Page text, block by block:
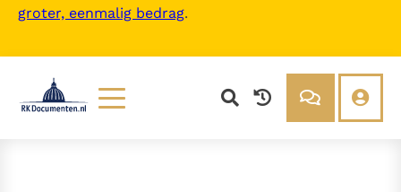
groter, eenmalig bedrag.